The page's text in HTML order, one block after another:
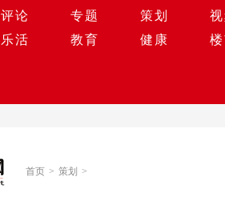
评论 专题 策划
乐活 教育 健康
首页 > 策划 >